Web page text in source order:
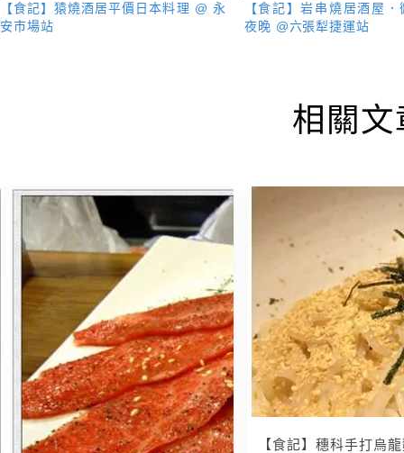
【食記】猿燒酒居平價日本料理 @ 永
安市場站
【食記】岩串燒居酒屋
夜晚 @六張犁捷運站
相關文
【食記】穗科手打烏